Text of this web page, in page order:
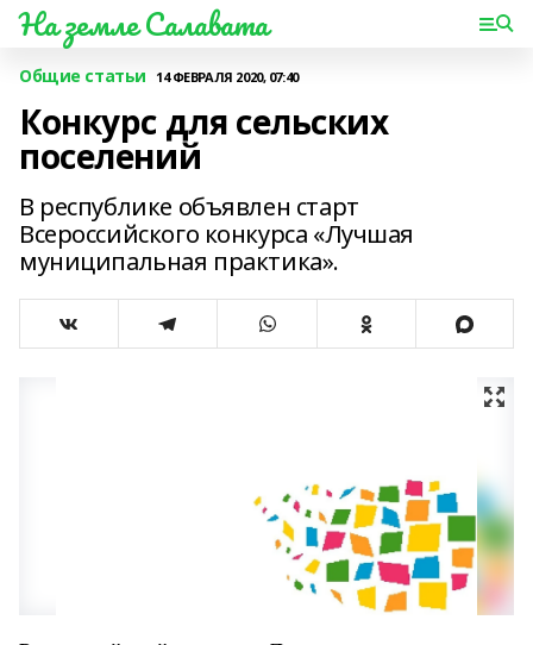
На земле Салавата
Общие статьи 14 ФЕВРАЛЯ 2020, 07:40
Конкурс для сельских
поселений
В республике объявлен старт
Всероссийского конкурса «Лучшая
муниципальная практика».